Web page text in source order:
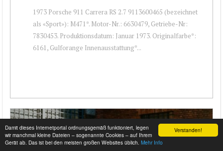
Verstanden!
Damit dieses Internetportal ordnungsgemäß funktioniert, legen
wir manchmal kleine Dateien – sogenannte Cookies – auf Ihrem
Gerät ab. Das ist bei den meisten großen Websites üblich. Mehr Info
1973 Porsche 911 Carrera RS 2.7 9113600465 (bezeichnet
als «Sport»): M471*. Motor-Nr.: 6630479, Getriebe-Nr:
7830453. Produktionsdatum: Januar 1973. Originalfarbe*:
6161, Gulforange Innenausstattung*...